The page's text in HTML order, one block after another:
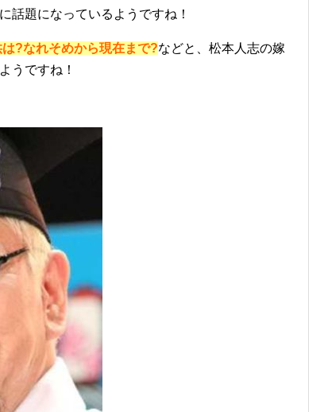
話題になっているようですね！
?なれそめから現在まで?などと、松本人志の嫁
うですね！